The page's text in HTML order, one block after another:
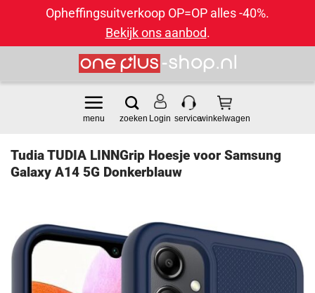
Opheffingsuitverkoop OP=OP alles -40%.
Bekijk ons aanbod.
inhoud
Login
Tudia TUDIA LINNGrip Hoesje voor Samsung
Galaxy A14 5G Donkerblauw